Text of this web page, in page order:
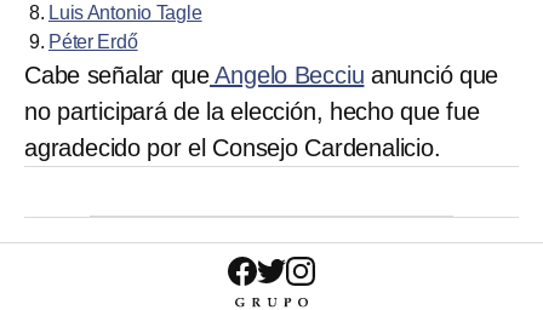
Luis Antonio Tagle
Péter Erdő
Cabe señalar queAngelo Becciu anunció que
no participará de la elección, hecho que fue
agradecido por el Consejo Cardenalicio.